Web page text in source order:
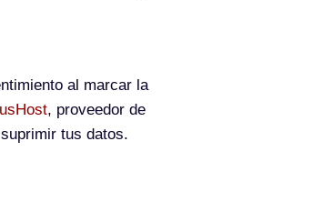
al marcar la
, proveedor de
tus datos.